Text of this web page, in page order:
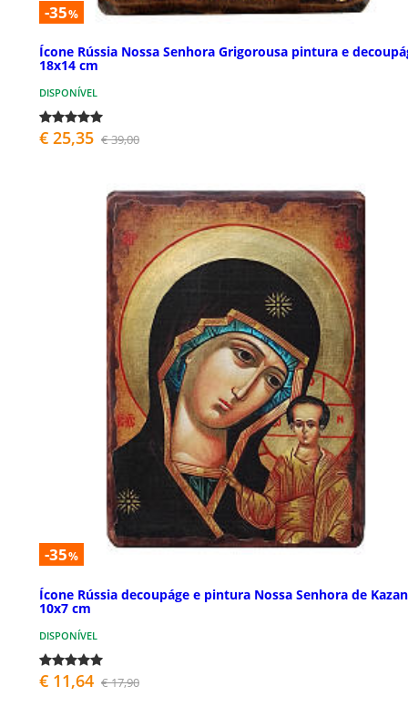
-35%
Ícone Rússia Nossa Senhora Grigorousa pintura e
18x14 cm
DISPONÍVEL
€ 25,35 € 39,00
-35%
Ícone Rússia decoupáge e pintura Nossa Senhora de Kazan
10x7 cm
DISPONÍVEL
€ 11,64 € 17,90